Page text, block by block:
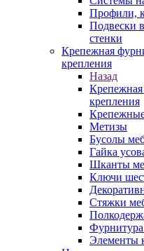
Профили,
Подвески
стенки
Крепежная
крепления
Назад
крепления
Метизы
Бусолы
Гайка
Шканты
Ключи
Стяжки
Фурнитура
Элементы